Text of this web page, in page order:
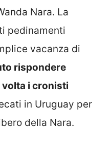
Nara. La
pedinamenti
vacanza di
rispondere
i cronisti
in Uruguay per
della Nara.